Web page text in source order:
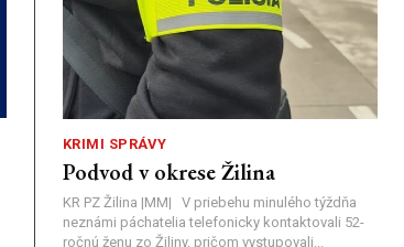
KRIMI SPRÁVY
Podvod v okrese Žilina
KR PZ Žilina |MM| V priebehu minulého týždňa
neznámi páchatelia telefonicky kontaktovali 52-
ročnú ženu zo Žiliny, pričom vystupovali...